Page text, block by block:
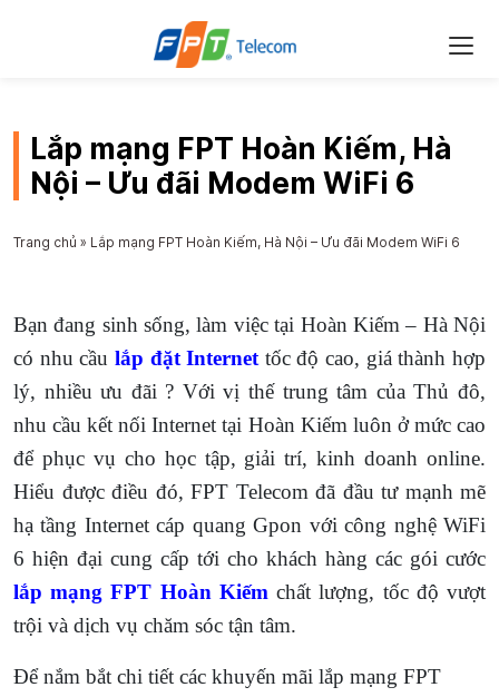
Lắp mạng FPT Hoàn Kiếm, Hà
Nội – Ưu đãi Modem WiFi 6
Trang chủ » Lắp mạng FPT Hoàn Kiếm, Hà Nội – Ưu đãi Modem WiFi 6
Bạn đang sinh sống, làm việc tại Hoàn Kiếm – Hà Nội
có nhu cầu lắp đặt Internet tốc độ cao, giá thành hợp
lý, nhiều ưu đãi ? Với vị thế trung tâm của Thủ đô,
nhu cầu kết nối Internet tại Hoàn Kiếm luôn ở mức cao
để phục vụ cho học tập, giải trí, kinh doanh online.
Hiểu được điều đó, FPT Telecom đã đầu tư mạnh mẽ
hạ tầng Internet cáp quang Gpon với công nghệ WiFi
6 hiện đại cung cấp tới cho khách hàng các gói cước
lắp mạng FPT Hoàn Kiếm chất lượng, tốc độ vượt
trội và dịch vụ chăm sóc tận tâm.
Để nắm bắt chi tiết các khuyến mãi lắp mạng FPT